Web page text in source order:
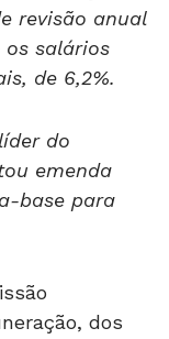
revisão anual
salários
de 6,2%.
do
emenda
base para
dos